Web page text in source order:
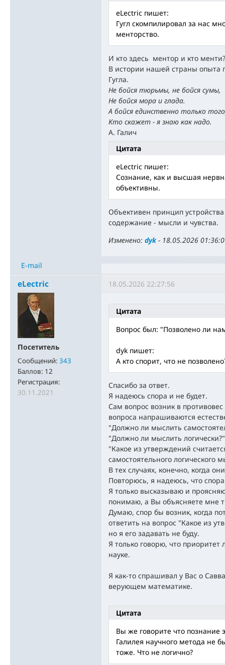
eLectric пишет:
Гугл скомпилировал за нас
менторство.
И кто здесь ментор и кто менти?
В истории нашей страны
Гугла.
Не бойся тюрьмы, не бойся сумы,
Не бойся мора и глада.
А бойся единственно только
Кто скажет - я знаю как надо.
А. Галич
Цитата
eLectric пишет:
Сознание, как и высшая
объективны.
Объективен принцип
содержание - мысли и чувства.
Изменено: dyk- 18.05.2026
E-mail
eLectric
Посетитель
Сообщений: 343
Баллов: 12
Регистрация:
30.11.2021
18.05.2026 22:27:56
Цитата
Вопрос был: "Позволено ли
dyk пишет:
А кто спорит, что не
Спасибо за ответ.
Я надеюсь спора и не будет.
Сам вопрос возник в
вопроса напрашиваются
"Должно ли мыслить
"Должно ли мыслить логически?"
"Какое из утверждений
самостоятельного
В тех случаях, конечно, когда
Повторюсь, я надеюсь, что
Я только высказываю и
понимаю, а Вы объясняете мне
Думаю, спор бы возник, когда
ответить на вопрос "Какое из
но я его задавать не буду.
Я только говорю, что приоритет
науке.
Я как-то спрашивал у Вас о
верующем математике.
Цитата
Вы же говорите что познание
Галилея научного метода не
тоже. Что не логично?